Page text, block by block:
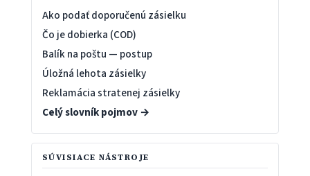
Ako podať doporučenú zásielku
Čo je dobierka (COD)
Balík na poštu — postup
Úložná lehota zásielky
Reklamácia stratenej zásielky
Celý slovník pojmov →
SÚVISIACE NÁSTROJE